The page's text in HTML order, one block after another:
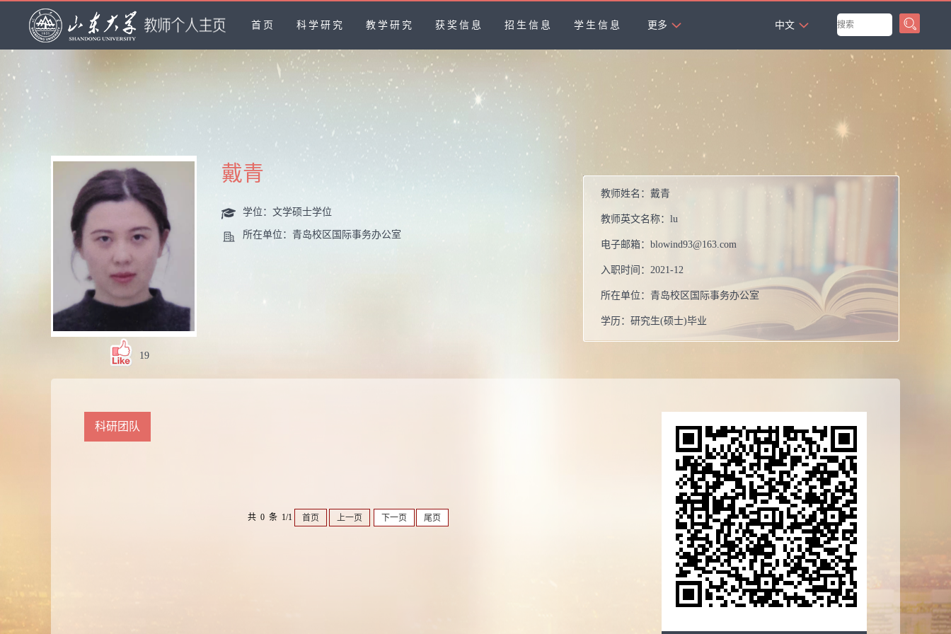
首页 科学研究 教学研究 获奖信息 招生信息 学生信息 更多
中文
19
戴青
学位：文学硕士学位
所在单位：青岛校区国际事务办公室
教师姓名： 戴青
教师英文名称： lu
电子邮箱： blowind93@163.com
入职时间： 2021-12
所在单位： 青岛校区国际事务办公室
学历： 研究生(硕士)毕业
科研团队
共 0 条 1/1 首页 上一页 下一页 尾页